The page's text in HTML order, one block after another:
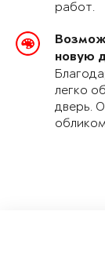
работ.
новую
легко
дверь.